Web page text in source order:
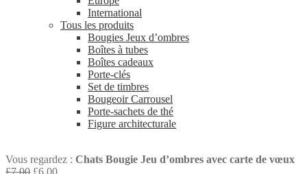
International
Tous les produits
Bougies Jeux d’ombres
Boîtes à tubes
Boîtes cadeaux
Porte-clés
Set de timbres
Bougeoir Carrousel
Porte-sachets de thé
Figure architecturale
Vous regardez : Chats Bougie Jeu d’ombres avec carte de vœux
£7.00 Original
£6.00Current